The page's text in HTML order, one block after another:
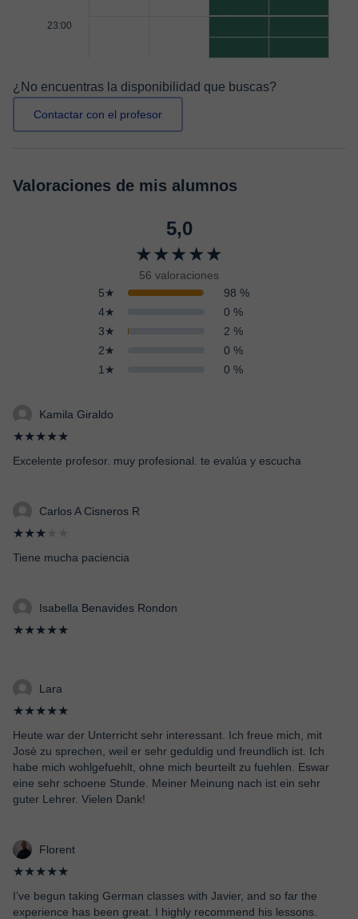
23:00
¿No encuentras la disponibilidad que buscas?
Contactar con el profesor
Valoraciones de mis alumnos
5,0
★★★★★
56 valoraciones
5★
98 %
4★
0 %
3★
2 %
2★
0 %
1★
0 %
Kamila Giraldo
★★★★★
Excelente profesor. muy profesional. te evalúa y escucha
Carlos A Cisneros R
★★★
Tiene mucha paciencia
Isabella Benavides Rondon
★★★★★
Lara
★★★★★
Heute war der Unterricht sehr interessant. Ich freue mich, mit
Josè zu sprechen, weil er sehr geduldig und freundlich ist. Ich
habe mich wohlgefuehlt, ohne mich beurteilt zu fuehlen. Eswar
eine sehr schoene Stunde. Meiner Meinung nach ist ein sehr
guter Lehrer. Vielen Dank!
Florent
★★★★★
I’ve begun taking German classes with Javier, and so far the
experience has been great. I highly recommend his lessons.